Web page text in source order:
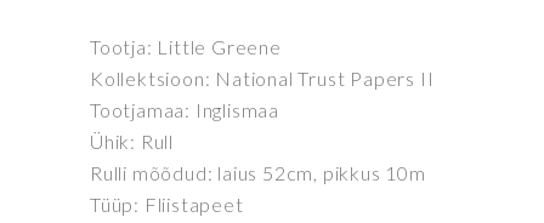
Tootja: Little Greene
Kollektsioon: National Trust Papers II
Tootjamaa: Inglismaa
Ühik: Rull
Rulli mõõdud: laius 52cm, pikkus 10m
Tüüp: Fliistapeet